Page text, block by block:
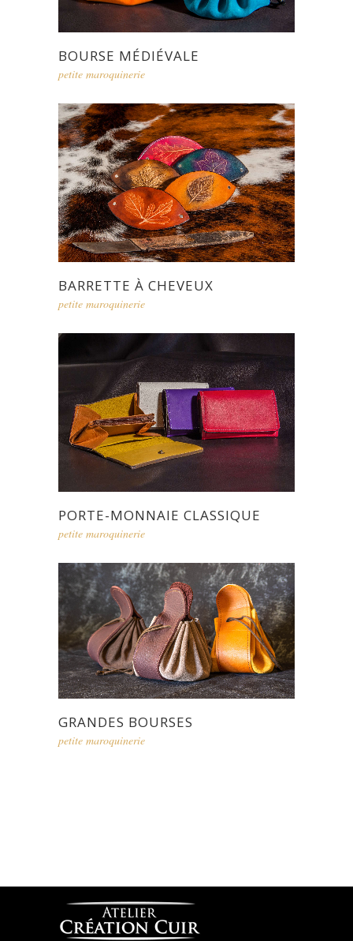
BOURSE MÉDIÉVALE
petite maroquinerie
BARRETTE À CHEVEUX
petite maroquinerie
PORTE-MONNAIE CLASSIQUE
petite maroquinerie
GRANDES BOURSES
petite maroquinerie